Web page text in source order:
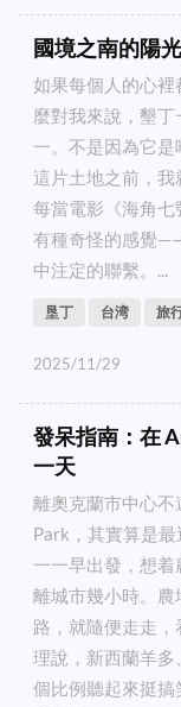
國境之南的陽
如果每個人的心
麼對我來說，墾
一。不是因為它
這片土地之前，我
每當電影《海角
有種奇怪的感覺
中注定的聯繫。...
垦丁 台湾 旅
2025/11/29
發呆指南：在
一天
離奧克蘭市中心不
Park，其實算是
一一早出發，想
離城市幾小時。
路，就隨便走走
理說，新西蘭羊
個比例聽起來挺